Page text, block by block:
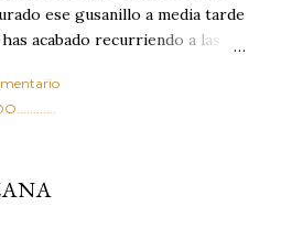
ese gusanillo a media tarde
acabado recurriendo a las
secos fritos o snacks
grasas saturadas y sodio?
embargo, cuidarse no tiene
al horno van a cambiar
ver las legumbres. Olvídate de